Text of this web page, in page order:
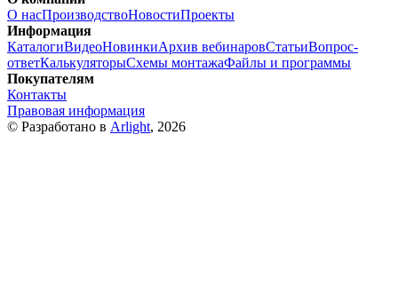
О насПроизводствоНовостиПроекты
Информация
КаталогиВидеоНовинкиАрхив вебинаровСтатьиВопрос-
ответКалькуляторыСхемы монтажаФайлы и программы
Покупателям
Контакты
Правовая информация
© Разработано в Arlight, 2026